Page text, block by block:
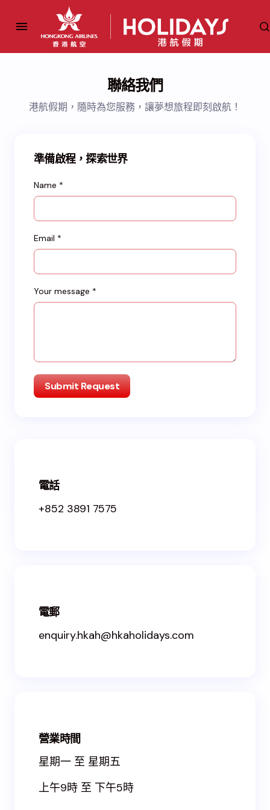
聯絡我們
港航假期，隨時為您服務，讓夢想旅程即刻啟航！
準備啟程，探索世界
Name *
Email *
Your message *
電話
+852 3891 7575
電郵
enquiry.hkah@hkaholidays.com
營業時間
星期一 至 星期五
上午9時 至 下午5時